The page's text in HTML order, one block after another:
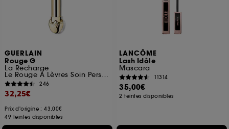
GUERLAIN
Rouge G
La Recharge
Le Rouge À Lèvres Soin Personnalisable
246
32,25€
Prix d'origine : 43,00€
49 teintes disponibles
LANCÔME
Lash Idôle
Mascara
11314
35,00€
2 teintes disponibles